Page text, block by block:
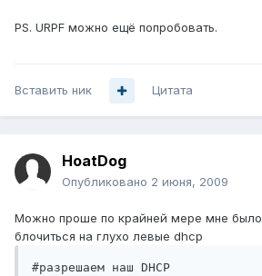
PS. URPF можно ещё попробовать.
Вставить ник Цитата
HoatDog
Опубликовано 2 июня, 2009
Можно проше по крайней мере мне было
блочиться на глухо левые dhcp
#разрешаем наш DHCP